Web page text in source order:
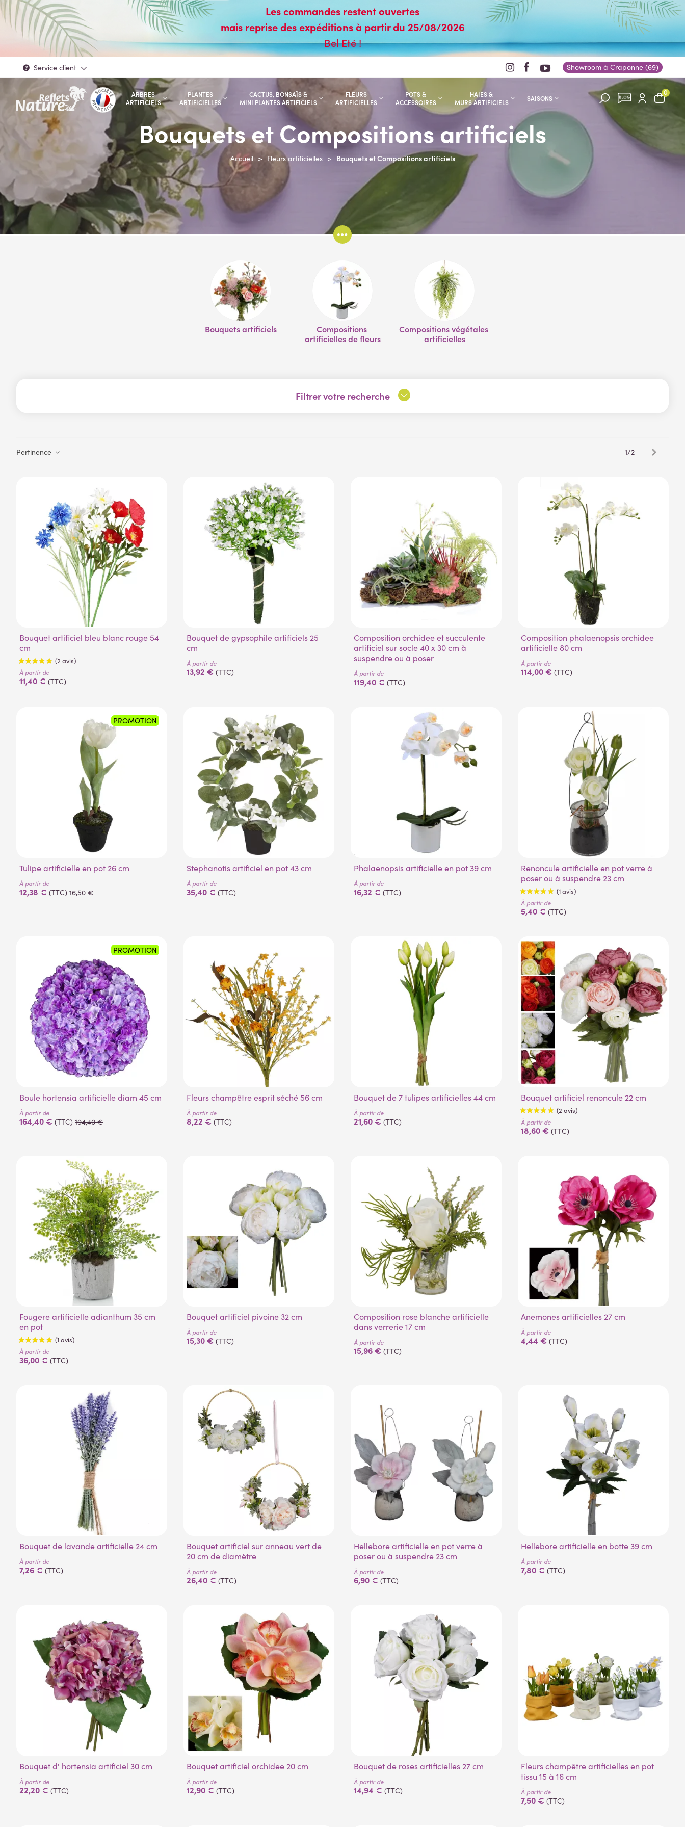
Les commandes restent ouvertes
mais reprise des expéditions à partir du 25/08/2026
Bel Eté !
Service client Showroom à Craponne (69)
ARBRES
ARTIFICIELS
PLANTES
ARTIFICIELLES
CACTUS, BONSAÏS &
MINI PLANTES ARTIFICIELS
FLEURS
ARTIFICIELLES
POTS &
ACCESSOIRES
HAIES &
MURS ARTIFICIELS
SAISONS
0
Bouquets et Compositions artificiels
Accueil > Fleurs artificielles > Bouquets et Compositions artificiels
Bouquets artificiels
Compositions
artificielles de fleurs
Compositions végétales
artificielles
Filtrer votre recherche
Pertinence 1/2
Bouquet artificiel bleu blanc rouge 54
cm
À partir de
11,40 € (TTC)
Bouquet de gypsophile artificiels 25
cm
À partir de
13,92 € (TTC)
Composition orchidee et succulente
artificiel sur socle 40 x 30 cm à
suspendre ou à poser
À partir de
119,40 € (TTC)
Composition phalaenopsis orchidee
artificielle 80 cm
À partir de
114,00 € (TTC)
PROMOTION
Tulipe artificielle en pot 26 cm
À partir de
12,38 € (TTC) 16,50 €
Stephanotis artificiel en pot 43 cm
À partir de
35,40 € (TTC)
Phalaenopsis artificielle en pot 39 cm
À partir de
16,32 € (TTC)
Renoncule artificielle en pot verre à
poser ou à suspendre 23 cm
(1 avis)
À partir de
5,40 € (TTC)
PROMOTION
Boule hortensia artificielle diam 45 cm
À partir de
164,40 € (TTC) 194,40 €
Fleurs champêtre esprit séché 56 cm
À partir de
8,22 € (TTC)
Bouquet de 7 tulipes artificielles 44 cm
À partir de
21,60 € (TTC)
Bouquet artificiel renoncule 22 cm
(2 avis)
À partir de
18,60 € (TTC)
Fougere artificielle adianthum 35 cm
en pot
À partir de
36,00 € (TTC)
Bouquet artificiel pivoine 32 cm
À partir de
15,30 € (TTC)
Composition rose blanche artificielle
dans verrerie 17 cm
À partir de
15,96 € (TTC)
Anemones artificielles 27 cm
À partir de
4,44 € (TTC)
Bouquet de lavande artificielle 24 cm
À partir de
7,26 € (TTC)
Bouquet artificiel sur anneau vert de
20 cm de diamètre
À partir de
26,40 € (TTC)
Hellebore artificielle en pot verre à
poser ou à suspendre 23 cm
À partir de
6,90 € (TTC)
Hellebore artificielle en botte 39 cm
À partir de
7,80 € (TTC)
Bouquet d' hortensia artificiel 30 cm
À partir de
22,20 € (TTC)
Bouquet artificiel orchidee 20 cm
À partir de
12,90 € (TTC)
Bouquet de roses artificielles 27 cm
À partir de
14,94 € (TTC)
Fleurs champêtre artificielles en pot
tissu 15 à 16 cm
À partir de
7,50 € (TTC)